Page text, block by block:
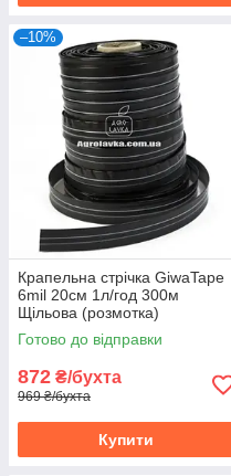
–10%
Крапельна стрічка GiwaTape
6mil 20см 1л/год 300м
Щільова (розмотка)
Готово до відправки
872 ₴/бухта
969 ₴/бухта
Купити